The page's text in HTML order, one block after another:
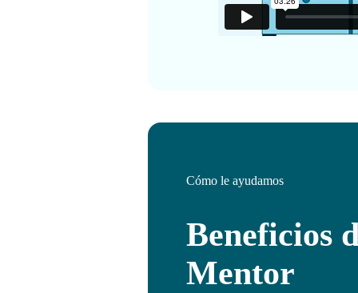
Cómo le ayudamos
Beneficios
Mentor